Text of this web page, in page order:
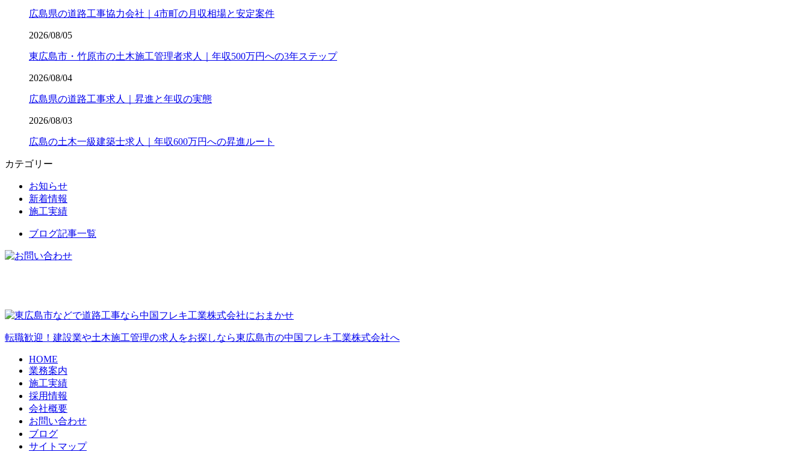
広島県の道路工事協力会社｜4市町の月収相場と安定案件
2026/08/05
東広島市・竹原市の土木施工管理者求人｜年収500万円への3年ステップ
2026/08/04
広島県の道路工事求人｜昇進と年収の実態
2026/08/03
広島の土木一級建築士求人｜年収600万円への昇進ルート
カテゴリー
お知らせ
新着情報
施工実績
ブログ記事一覧
転職歓迎！建設業や土木施工管理の求人をお探しなら東広島市の中国フレキ工業株式会社へ
HOME
業務案内
施工実績
採用情報
会社概要
お問い合わせ
ブログ
サイトマップ